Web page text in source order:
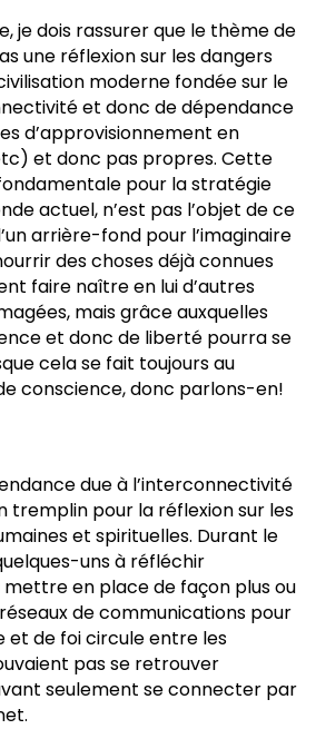
je dois rassurer que le thème de
une réflexion sur les dangers
moderne fondée sur le
et donc de dépendance
d’approvisionnement en
et donc pas propres. Cette
pour la stratégie
actuel, n’est pas l’objet de ce
arrière-fond pour l’imaginaire
des choses déjà connues
faire naître en lui d’autres
mais grâce auxquelles
et donc de liberté pourra se
cela se fait toujours au
conscience, donc parlons-en!
due à l’interconnectivité
tremplin pour la réflexion sur les
et spirituelles. Durant le
uns à réfléchir
en place de façon plus ou
de communications pour
et de foi circule entre les
pas se retrouver
seulement se connecter par